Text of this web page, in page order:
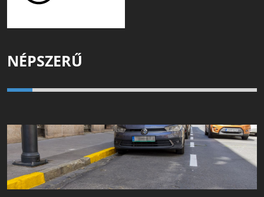
NÉPSZERŰ